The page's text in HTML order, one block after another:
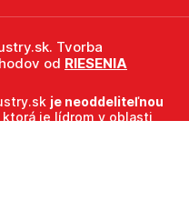
je neoddeliteľnou
, ktorá je lídrom v oblasti
Tvorba
od RIESENIA